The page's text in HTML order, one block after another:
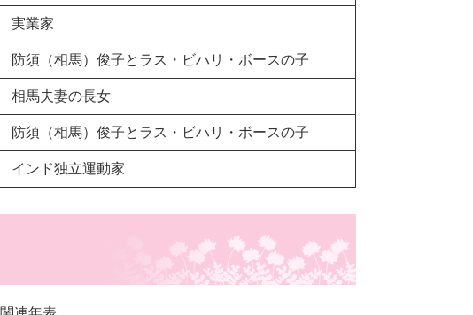
実業家
防須（相馬）俊子とラス・ビハリ・ボースの子
相馬夫妻の長女
防須（相馬）俊子とラス・ビハリ・ボースの子
インド独立運動家